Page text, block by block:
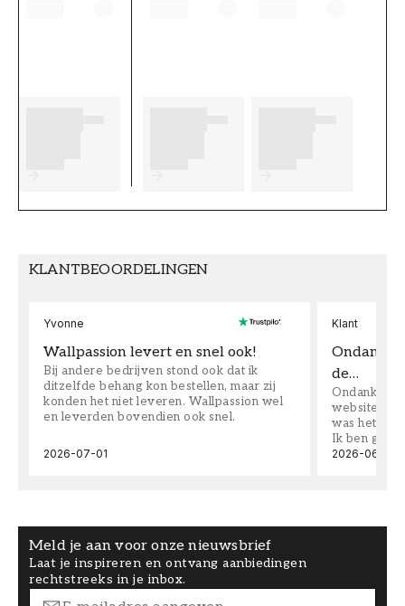
KLANTBEOORDELINGEN
Yvonne
Wallpassion levert en snel ook!
Bij andere bedrijven stond ook dat ik
ditzelfde behang kon bestellen, maar zij
konden het niet leveren. Wallpassion wel
en leverden bovendien ook snel.
2026-07-01
Klant
Ondanks
de…
Ondanks
website
was het
Ik ben
2026-06-08
Meld je aan voor onze nieuwsbrief
Laat je inspireren en ontvang aanbiedingen
rechtstreeks in je inbox.